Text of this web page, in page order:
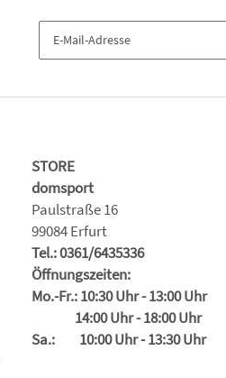
STORE
domsport
Paulstraße 16
99084 Erfurt
Tel.: 0361/6435336
Öffnungszeiten:
Mo.-Fr.: 10:30 Uhr - 13:00 Uhr
14:00 Uhr - 18:00 Uhr
Sa.: 10:00 Uhr - 13:30 Uhr